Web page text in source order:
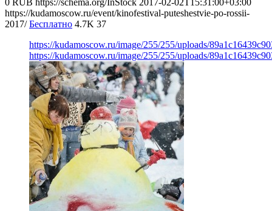
https://kudamoscow.ru/event/kinofestival-puteshestvie-po-rossii-
2017/ Бесплатно 4.7K 37
https://kudamoscow.ru/image/255/255/uploads/
https://kudamoscow.ru/image/255/255/uploads/